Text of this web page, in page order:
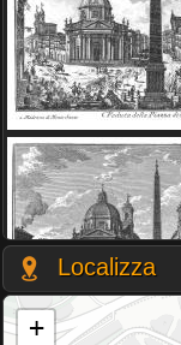
Localizza
+